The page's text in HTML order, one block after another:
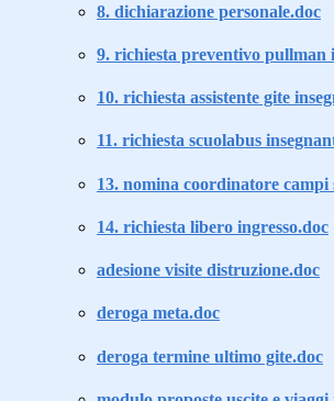
8. dichiarazione personale.doc
9. richiesta preventivo pullman
10. richiesta assistente gite
11. richiesta scuolabus
13. nomina coordinatore campi
14. richiesta libero ingresso.doc
adesione visite distruzione.doc
deroga meta.doc
deroga termine ultimo gite.doc